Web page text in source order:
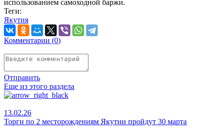
использованием самоходной баржи.
Теги:
Якутия
Комментарии (0)
Отправить
Еще из этого раздела
13.02.26
Торги по 2 месторождениям Якутии пройдут 30 марта